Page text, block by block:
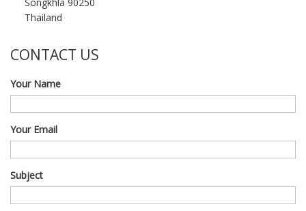
Thailand
CONTACT US
Your Name
Your Email
Subject